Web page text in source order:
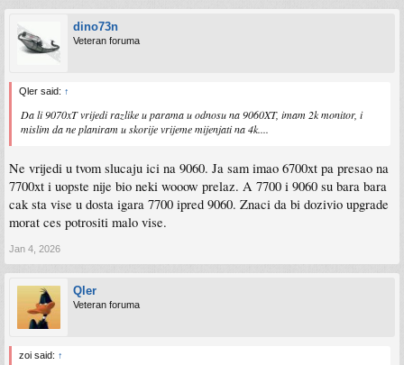
dino73n
Veteran foruma
Qler said: ↑
Da li 9070xT vrijedi razlike u parama u odnosu na 9060XT, imam 2k monitor, i
mislim da ne planiram u skorije vrijeme mijenjati na 4k....
Ne vrijedi u tvom slucaju ici na 9060. Ja sam imao 6700xt pa presao na
7700xt i uopste nije bio neki wooow prelaz. A 7700 i 9060 su bara bara
cak sta vise u dosta igara 7700 ipred 9060. Znaci da bi dozivio upgrade
morat ces potrositi malo vise.
Jan 4, 2026
Qler
Veteran foruma
zoi said: ↑